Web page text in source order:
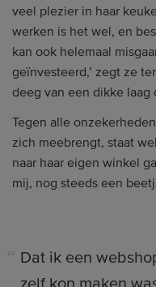
veel plezier in haar
werken is het wel, en
kan ook helemaal
geïnvesteerd,’ zegt ze
deeg van een dikke
Tegen alle
zich meebrengt, staat
naar haar eigen winkel
mij, nog steeds een
Dat ik een